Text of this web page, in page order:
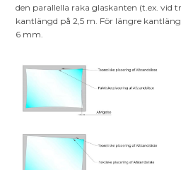
den parallella raka glaskanten (t.ex. vid
kantlängd på 2,5 m. För längre
6 mm.